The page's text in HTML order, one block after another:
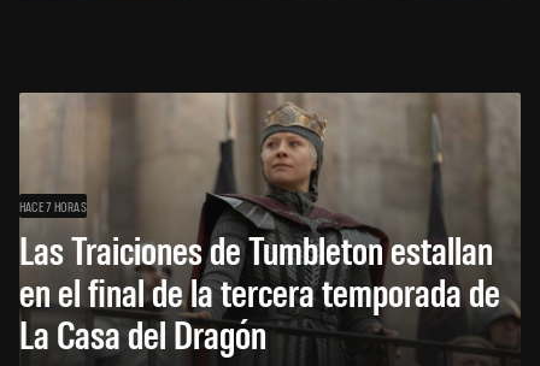
HACE 7 HORAS
Las Traiciones de Tumbleton estallan
en el final de la tercera temporada de
La Casa del Dragón